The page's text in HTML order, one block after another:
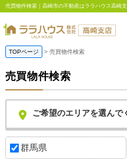
売買物件検索｜高崎市の不動産はララハウス高崎
TOPページ 売買物件検索
売買物件検索
ご希望のエリアを選んで
群馬県